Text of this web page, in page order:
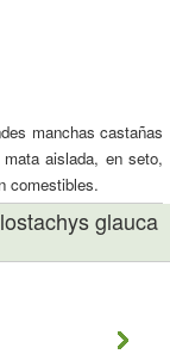
manchas castañas
aislada, en seto,
comestibles.
glauca